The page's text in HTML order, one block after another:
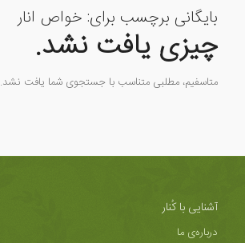
بایگانی برچسب برای: خواص انار
چیزی یافت نشد.
متاسفیم، مطلبی متناسب با جستجوی شما یافت نشد.
آشنایی با کُنار
درباره‌ی ما